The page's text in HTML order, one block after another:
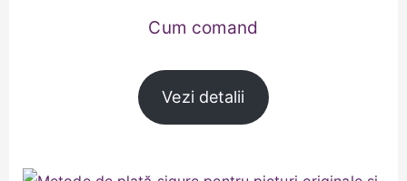
Cum comand
Vezi detalii